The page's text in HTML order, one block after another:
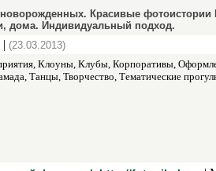
Красивые
дома. Индивидуальный подход.
(23.03.2013)
Клоуны, Клубы, Корпоративы,
Танцы, Творчество, Тематические